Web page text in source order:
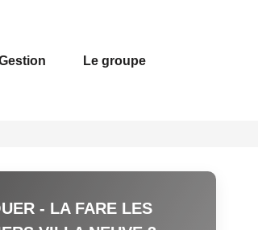
Le groupe
- LA FARE LES